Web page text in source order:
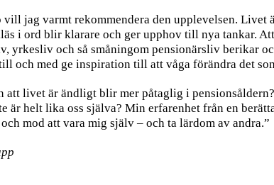
vill jag varmt rekommendera den upplevelsen.
i ord blir klarare och ger upphov till nya tankar.
yrkesliv och så småningom pensionärsliv berikar
och med ge inspiration till att våga förändra det
livet är ändligt blir mer påtaglig i
är helt lika oss själva? Min erfarenhet från en
mod att vara mig själv – och ta lärdom av andra.”